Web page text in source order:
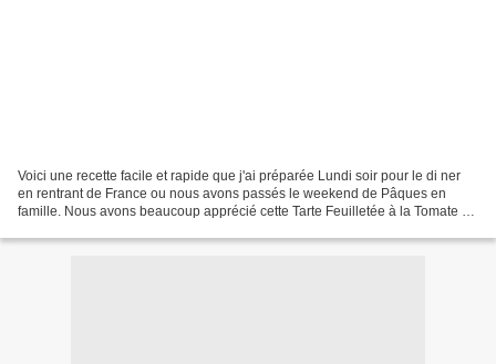
Voici une recette facile et rapide que j'ai préparée Lundi soir pour le di ner
en rentrant de France ou nous avons passés le weekend de Pâques en
famille. Nous avons beaucoup apprécié cette Tarte Feuilletée à la Tomate et